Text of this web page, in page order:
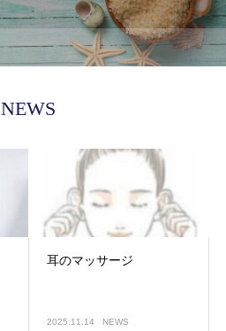
NEWS
耳のマッサージ
2025.11.14 NEWS